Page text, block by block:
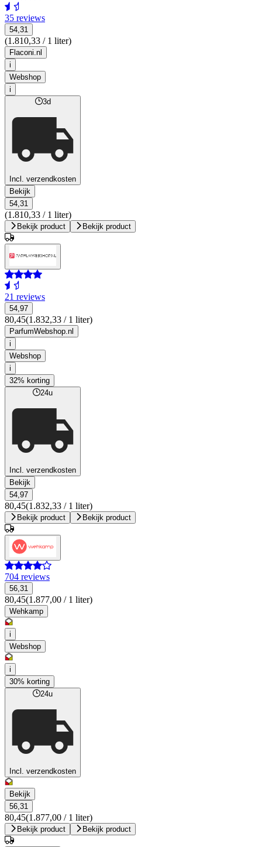
35 reviews
54,31
(1.810,33 / 1 liter)
Flaconi.nl
i
Webshop
i
3d
Incl. verzendkosten
Bekijk
54,31
(1.810,33 / 1 liter)
Bekijk product Bekijk product
21 reviews
54,97
80,45(1.832,33 / 1 liter)
ParfumWebshop.nl
i
Webshop
i
32% korting
24u
Incl. verzendkosten
Bekijk
54,97
80,45(1.832,33 / 1 liter)
Bekijk product Bekijk product
704 reviews
56,31
80,45(1.877,00 / 1 liter)
Wehkamp
i
Webshop
i
30% korting
24u
Incl. verzendkosten
Bekijk
56,31
80,45(1.877,00 / 1 liter)
Bekijk product Bekijk product